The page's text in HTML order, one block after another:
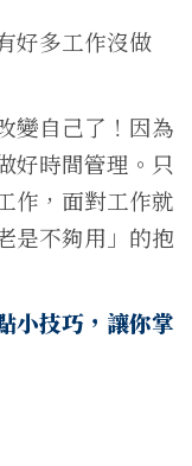
好多工作沒做
變自己了！因為
好時間管理。只
作，面對工作就
是不夠用」的抱
小技巧，讓你掌